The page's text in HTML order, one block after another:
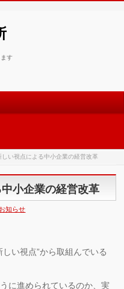
す
しい視点による中小企業の経営改革
小企業の経営改革
知らせ
い視点”から取組んでいる
に進められているのか、実